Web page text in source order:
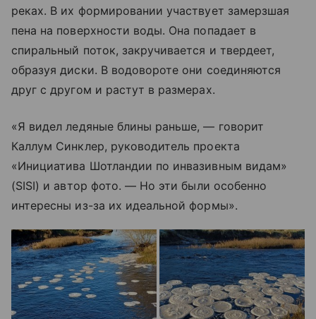
реках. В их формировании участвует замерзшая
пена на поверхности воды. Она попадает в
спиральный поток, закручивается и твердеет,
образуя диски. В водовороте они соединяются
друг с другом и растут в размерах.
«Я видел ледяные блины раньше, — говорит
Каллум Синклер, руководитель проекта
«Инициатива Шотландии по инвазивным видам»
(SISI) и автор фото. — Но эти были особенно
интересны из-за их идеальной формы».